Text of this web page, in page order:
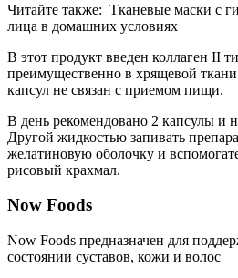
Читайте также: Тканевые маски с
лица в домашних условиях
В этот продукт введен коллаген II
преимущественно в хрящевой
капсул не связан с приемом пищи.
В день рекомендовано 2 капсулы и
Другой жидкостью запивать
желатиновую оболочку и
рисовый крахмал.
Now Foods
Now Foods предназначен для
состоянии суставов, кожи и волос